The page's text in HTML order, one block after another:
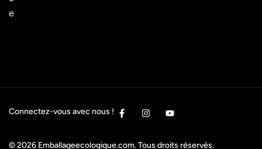
e
Connectez-vous avec nous !
© 2026 Emballageecologique.com. Tous droits réservés.